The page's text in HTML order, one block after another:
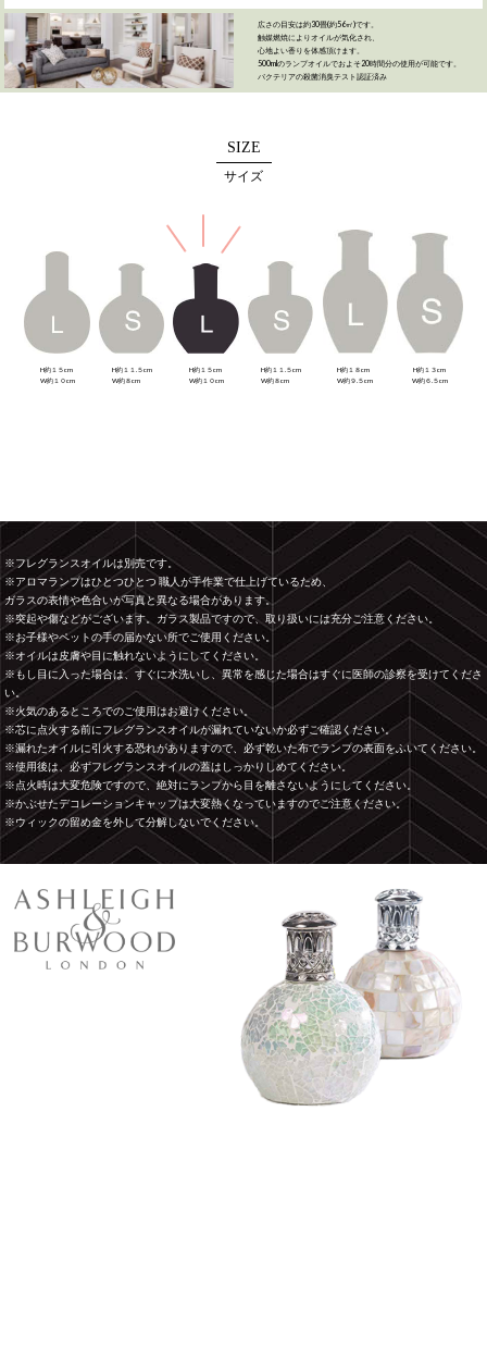
広さの目安は約30畳(約56㎡)です。
触媒燃焼によりオイルが気化され、
心地よい香りを体感頂けます。
500mlのランプオイルでおよそ20時間分の使用が可能です。
バクテリアの殺菌消臭テスト認証済み
SIZE
サイズ
H約１５cm
W約１０cm
H約１１.５cm
W約８cm
H約１５cm
W約１０cm
H約１１.５cm
W約８cm
H約１８cm
W約９.５cm
H約１３cm
W約６.５cm
※フレグランスオイルは別売です。
※アロマランプはひとつひとつ 職人が手作業で仕上げているため、
ガラスの表情や色合いが写真と異なる場合があります。
※突起や傷などがございます。ガラス製品ですので、取り扱いには充分ご注意ください。
※お子様やペットの手の届かない所でご使用ください。
※オイルは皮膚や目に触れないようにしてください。
※もし目に入った場合は、すぐに水洗いし、異常を感じた場合はすぐに医師の診察を受けてくださ
い。
※火気のあるところでのご使用はお避けください。
※芯に点火する前にフレグランスオイルが漏れていないか必ずご確認ください。
※漏れたオイルに引火する恐れがありますので、必ず乾いた布でランプの表面をふいてください。
※使用後は、必ずフレグランスオイルの蓋はしっかりしめてください。
※点火時は大変危険ですので、絶対にランプから目を離さないようにしてください。
※かぶせたデコレーションキャップは大変熱くなっていますのでご注意ください。
※ウィックの留め金を外して分解しないでください。